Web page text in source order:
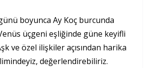
boyunca Ay Koç burcunda
üçgeni eşliğinde güne keyifli
ve özel ilişkiler açısından harika
değerlendirebiliriz.